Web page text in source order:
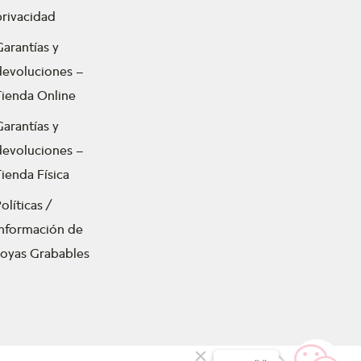
y
–
Online
y
–
Física
/
de
Grabables